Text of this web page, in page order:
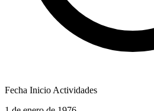
Fecha Inicio Actividades